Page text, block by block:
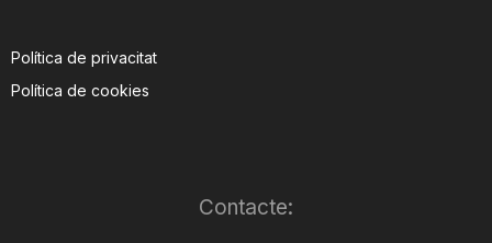
Política de privacitat
Política de cookies
Contacte: